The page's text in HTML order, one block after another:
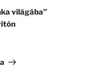
világába”